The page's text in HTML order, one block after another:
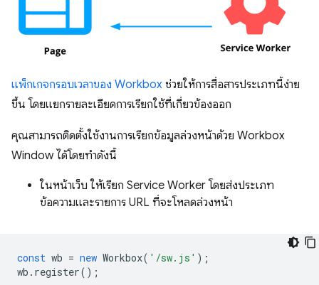
แพ็กเกจกรอบเวลาของ Workbox ช่วยให้การสื่อสารประเภทนี้ง่าย
ขึ้น โดยแยกรายละเอียดการเรียกใช้ที่เกี่ยวข้องออก
คุณสามารถติดตั้งใช้งานการเรียกข้อมูลล่วงหน้าด้วย Workbox
Window ได้โดยทำดังนี้
ในหน้าเว็บ ให้เรียก Service Worker โดยส่งประเภท
ข้อความและรายการ URL ที่จะโหลดล่วงหน้า
const wb = new Workbox( '/sw.js' );
wb . register();